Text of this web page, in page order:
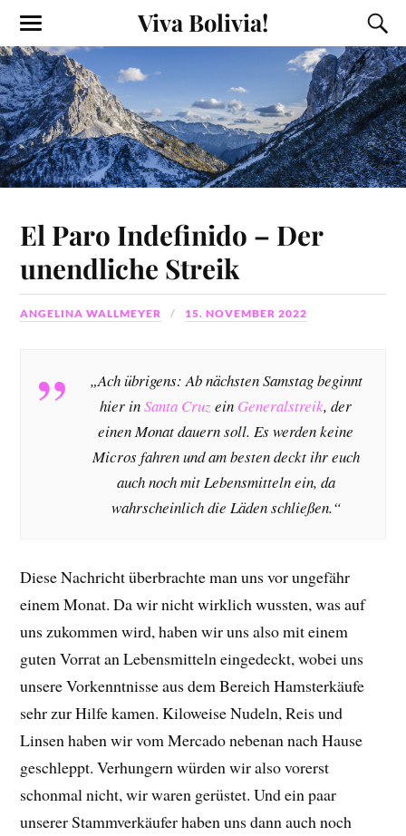
Viva Bolivia!
El Paro Indefinido – Der
unendliche Streik
ANGELINA WALLMEYER 15. NOVEMBER 2022
„Ach übrigens: Ab nächsten Samstag beginnt
hier inSanta Cruzein Generalstreik, der
einen Monat dauern soll. Es werden keine
Micros fahren und am besten deckt ihr euch
auch noch mit Lebensmitteln ein, da
wahrscheinlich die Läden schließen.“
Diese Nachricht überbrachte man uns vor ungefähr
einem Monat. Da wir nicht wirklich wussten, was auf
uns zukommen wird, haben wir uns also mit einem
guten Vorrat an Lebensmitteln eingedeckt, wobei uns
unsere Vorkenntnisse aus dem Bereich Hamsterkäufe
sehr zur Hilfe kamen. Kiloweise Nudeln, Reis und
Linsen haben wir vom Mercado nebenan nach Hause
geschleppt. Verhungern würden wir also vorerst
schonmal nicht, wir waren gerüstet. Und ein paar
unserer Stammverkäufer haben uns dann auch noch